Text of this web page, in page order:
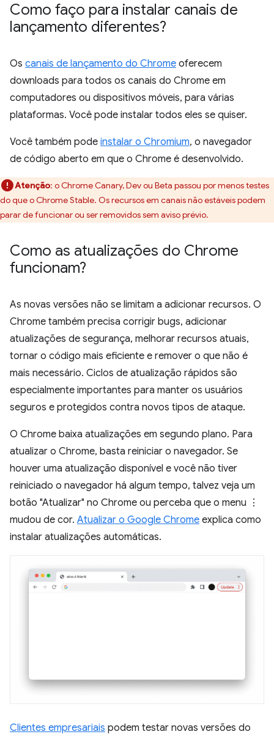
Como faço para instalar canais de
lançamento diferentes?
Os canais de lançamento do Chrome oferecem
downloads para todos os canais do Chrome em
computadores ou dispositivos móveis, para várias
plataformas. Você pode instalar todos eles se quiser.
Você também pode instalar o Chromium, o navegador
de código aberto em que o Chrome é desenvolvido.
Atenção: o Chrome Canary, Dev ou Beta passou por menos testes
do que o Chrome Stable. Os recursos em canais não estáveis podem
parar de funcionar ou ser removidos sem aviso prévio.
Como as atualizações do Chrome
funcionam?
As novas versões não se limitam a adicionar recursos. O
Chrome também precisa corrigir bugs, adicionar
atualizações de segurança, melhorar recursos atuais,
tornar o código mais eficiente e remover o que não é
mais necessário. Ciclos de atualização rápidos são
especialmente importantes para manter os usuários
seguros e protegidos contra novos tipos de ataque.
O Chrome baixa atualizações em segundo plano. Para
atualizar o Chrome, basta reiniciar o navegador. Se
houver uma atualização disponível e você não tiver
reiniciado o navegador há algum tempo, talvez veja um
botão "Atualizar" no Chrome ou perceba que o menu ⋮
mudou de cor. Atualizar o Google Chrome explica como
instalar atualizações automáticas.
Clientes empresariais podem testar novas versões do